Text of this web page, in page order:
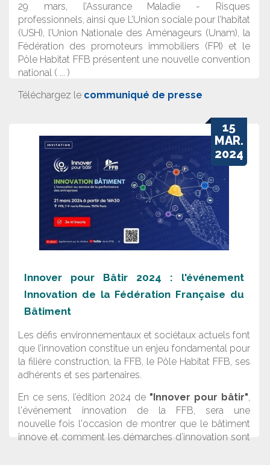
29 mars, l’Assurance Maladie - Risques
professionnels, ainsi que L’Union sociale pour l’habitat
(USH), l’Union Nationale des Aménageurs (Unam), la
Fédération des promoteurs immobiliers (FPI) et le
Pôle Habitat FFB présentent une nouvelle convention
national ( ... )
Téléchargez le communiqué de presse
15
MAR.
2024
Innover pour Bâtir 2024 : l'événement
Innovation de la Fédération Française du
Bâtiment
Les défis environnementaux et sociétaux actuels font
que l’innovation constitue un enjeu fondamental pour
la filière construction, la FFB, le Pôle Habitat FFB, ses
adhérents et ses partenaires.
En ce sens, l’édition 2024 de "Innover pour bâtir",
l'événement innovation de la FFB, sera une
nouvelle fois l'occasion de montrer que le bâtiment
innove et comment les démarches d’innovation sont